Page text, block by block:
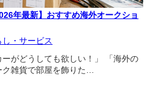
年最新】おすすめ海外オークショ
し・サービス
ーがどうしても欲しい！」 「海外の
雑貨で部屋を飾りた…